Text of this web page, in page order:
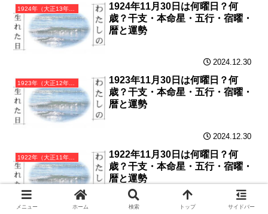
1924年（大正13年）甲子（きのえね）・子年カレンダー（月曜はじまり）
1924年11月30日は何曜日？何
歳？干支・本命星・五行・宿曜・
暦と運勢
2024.12.30
1923年（大正12年）癸亥（みずのとい）・亥年カレンダー（月曜はじまり）
1923年11月30日は何曜日？何
歳？干支・本命星・五行・宿曜・
暦と運勢
2024.12.30
1922年（大正11年）壬戌（みずのえいぬ）・戌年カレンダー（月曜はじまり）
1922年11月30日は何曜日？何
歳？干支・本命星・五行・宿曜・
暦と運勢
2024.12.29
メニュー ホーム 検索 トップ サイドバー